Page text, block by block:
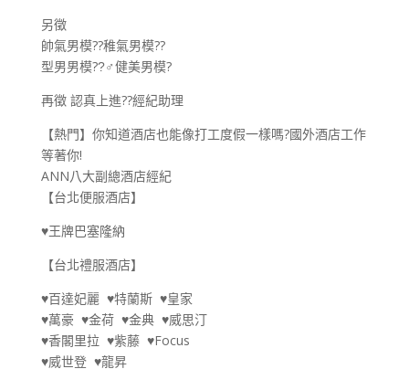
另徵
帥氣男模??稚氣男模??
型男男模??‍♂健美男模?️
再徵 認真上進?‍?經紀助理
【熱門】你知道酒店也能像打工度假一樣嗎?國外酒店工作
等著你!
ANN八大副總酒店經紀
【台北便服酒店】
♥王牌巴塞隆納
【台北禮服酒店】
♥百達妃麗 ♥特蘭斯 ♥皇家
♥萬豪 ♥金荷 ♥金典 ♥威思汀
♥香閣里拉 ♥紫藤 ♥Focus
♥威世登 ♥龍昇